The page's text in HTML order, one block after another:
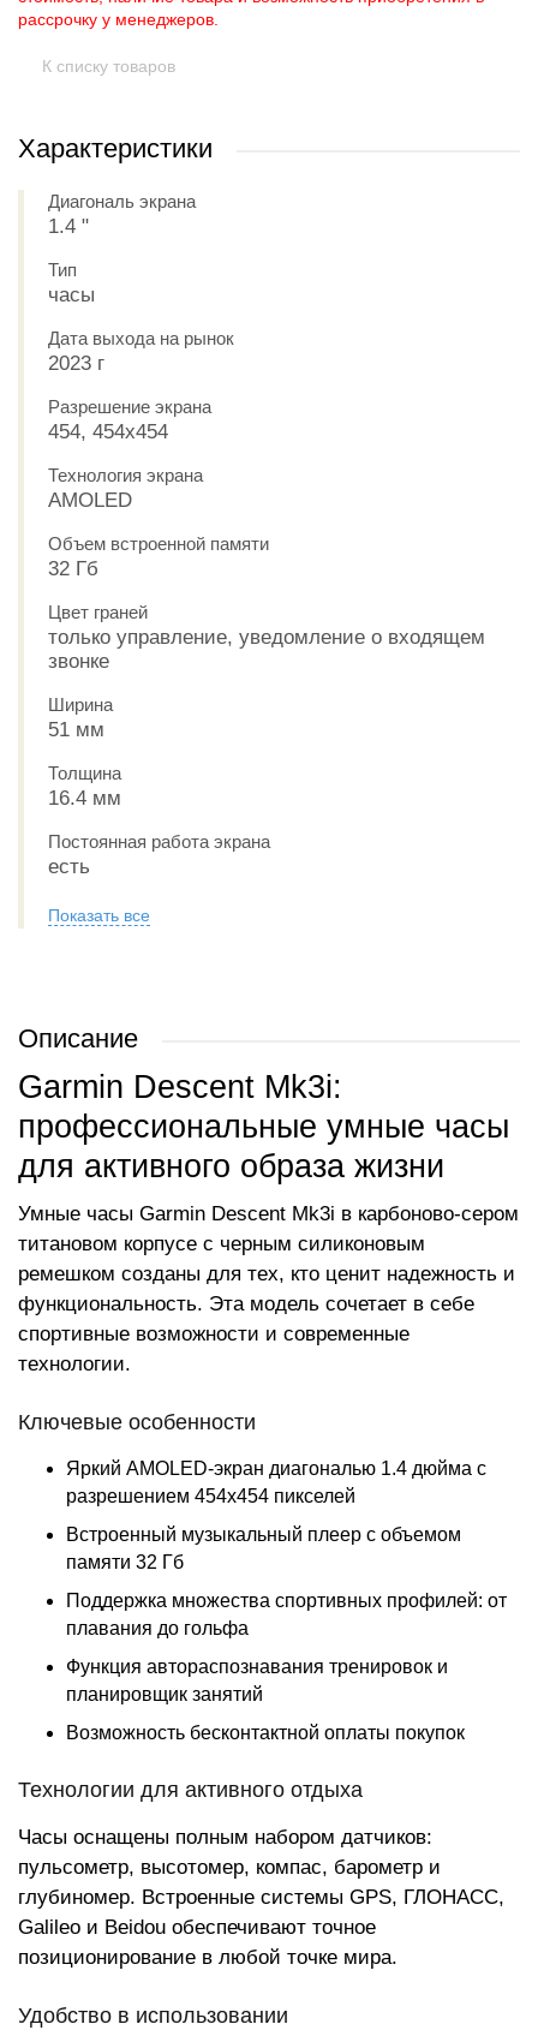
рассрочку у менеджеров.
К списку товаров
Характеристики
Диагональ экрана
1.4 "
Тип
часы
Дата выхода на рынок
2023 г
Разрешение экрана
454, 454x454
Технология экрана
AMOLED
Объем встроенной памяти
32 Гб
Цвет граней
только управление, уведомление о входящем
звонке
Ширина
51 мм
Толщина
16.4 мм
Постоянная работа экрана
есть
Показать все
Описание
Garmin Descent Mk3i:
профессиональные умные часы
для активного образа жизни
Умные часы Garmin Descent Mk3i в карбоново-сером
титановом корпусе с черным силиконовым
ремешком созданы для тех, кто ценит надежность и
функциональность. Эта модель сочетает в себе
спортивные возможности и современные
технологии.
Ключевые особенности
Яркий AMOLED-экран диагональю 1.4 дюйма с
разрешением 454x454 пикселей
Встроенный музыкальный плеер с объемом
памяти 32 Гб
Поддержка множества спортивных профилей: от
плавания до гольфа
Функция автораспознавания тренировок и
планировщик занятий
Возможность бесконтактной оплаты покупок
Технологии для активного отдыха
Часы оснащены полным набором датчиков:
пульсометр, высотомер, компас, барометр и
глубиномер. Встроенные системы GPS, ГЛОНАСС,
Galileo и Beidou обеспечивают точное
позиционирование в любой точке мира.
Удобство в использовании